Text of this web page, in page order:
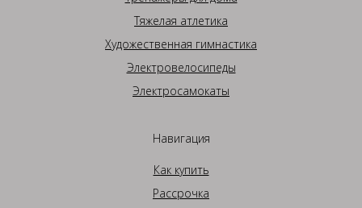
Тяжелая атлетика
Художественная гимнастика
Электровелосипеды
Электросамокаты
Навигация
Как купить
Рассрочка